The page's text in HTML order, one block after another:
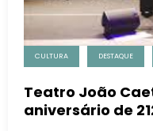
CULTURA DESTAQUE
Teatro João
aniversário de